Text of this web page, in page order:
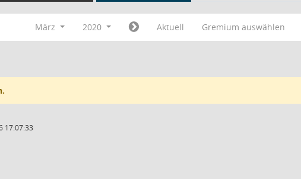
März 2020 Aktuell Gremium auswählen
17:07:33